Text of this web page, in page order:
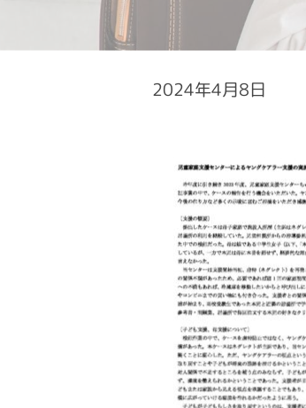
2024年4月8日